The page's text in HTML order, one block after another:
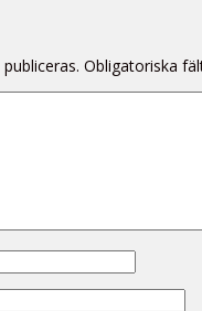
Obligatoriska